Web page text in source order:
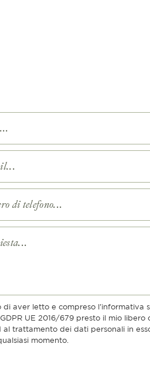
di aver letto e compreso l'informativa
UE 2016/679 presto il mio libero
al trattamento dei dati personali in
momento.